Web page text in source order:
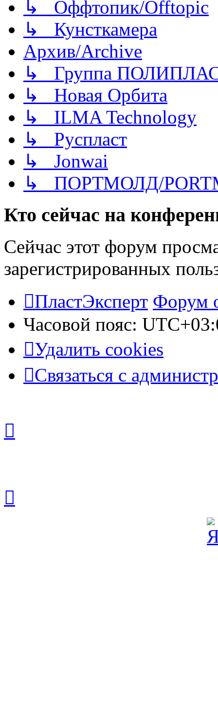
↳ Оффтопик/Offtopic
↳ Кунсткамера
Архив/Archive
↳ Группа
↳ Новая Орбита
↳ ILMA Technology
↳ Руспласт
↳ Jonwai
↳ ПОРТМОЛД/
Кто сейчас на
Сейчас этот форум
зарегистрированных
ПластЭксперт Форум
Часовой пояс:
Удалить cookies
Связаться с